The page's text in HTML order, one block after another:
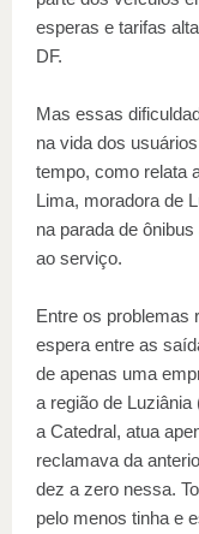
esperas e tarifas
DF.
Mas essas
na vida dos
tempo, como relata
Lima, moradora de
na parada de
ao serviço.
Entre os problemas
espera entre as
de apenas uma
a região de
a Catedral, atua
reclamava da
dez a zero nessa.
pelo menos tinha e